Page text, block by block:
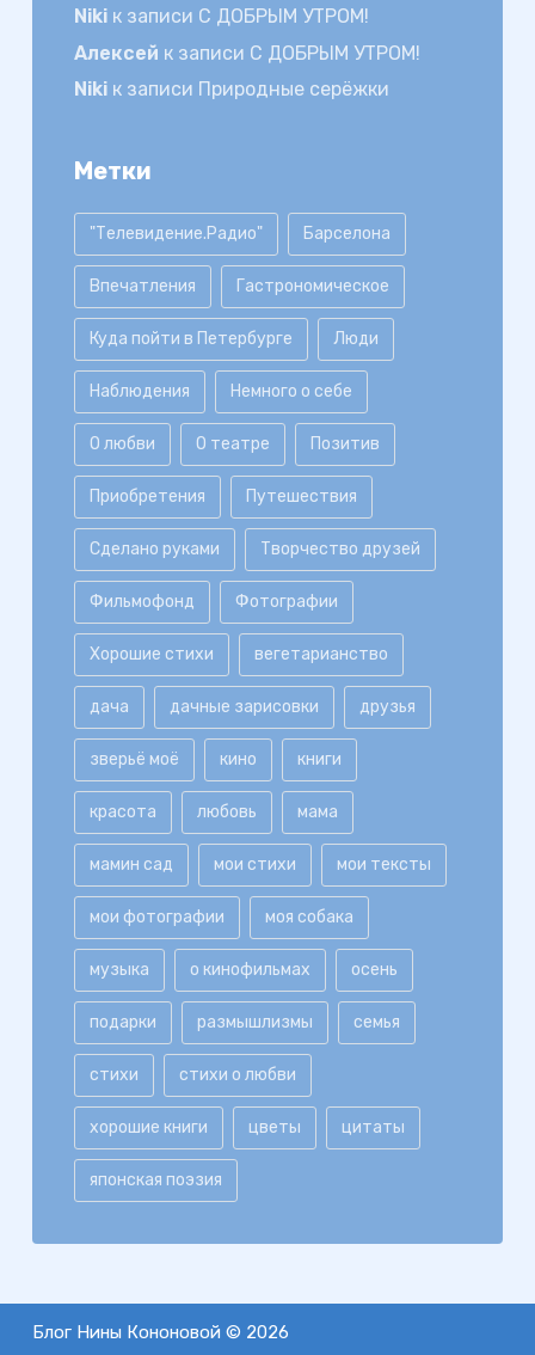
Nikiк записи С ДОБРЫМ УТРОМ!
Алексей к записи С ДОБРЫМ УТРОМ!
Nikiк записи Природные серёжки
Метки
"Телевидение.Радио" Барселона
Впечатления Гастрономическое
Куда пойти в Петербурге Люди
Наблюдения Немного о себе
О любви О театре Позитив
Приобретения Путешествия
Сделано руками Творчество друзей
Фильмофонд Фотографии
Хорошие стихи вегетарианство
дача дачные зарисовки друзья
зверьё моё кино книги
красота любовь мама
мамин сад мои стихи мои тексты
мои фотографии моя собака
музыка о кинофильмах осень
подарки размышлизмы семья
стихи стихи о любви
хорошие книги цветы цитаты
японская поэзия
Блог Нины Кононовой © 2026